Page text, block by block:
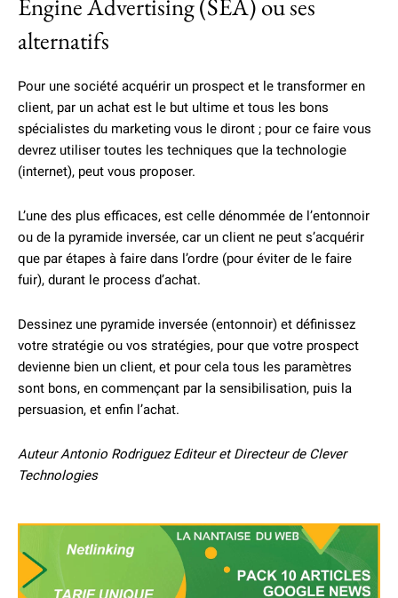
Engine Advertising (SEA) ou ses
alternatifs
Pour une société acquérir un prospect et le transformer en
client, par un achat est le but ultime et tous les bons
spécialistes du marketing vous le diront ; pour ce faire vous
devrez utiliser toutes les techniques que la technologie
(internet), peut vous proposer.
L’une des plus efficaces, est celle dénommée de l’entonnoir
ou de la pyramide inversée, car un client ne peut s’acquérir
que par étapes à faire dans l’ordre (pour éviter de le faire
fuir), durant le process d’achat.
Dessinez une pyramide inversée (entonnoir) et définissez
votre stratégie ou vos stratégies, pour que votre prospect
devienne bien un client, et pour cela tous les paramètres
sont bons, en commençant par la sensibilisation, puis la
persuasion, et enfin l’achat.
Auteur Antonio Rodriguez Editeur et Directeur de Clever
Technologies